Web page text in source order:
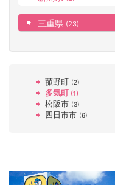
三重県 (23)
菰野町 (2)
多気町 (1)
松阪市 (3)
四日市市 (6)